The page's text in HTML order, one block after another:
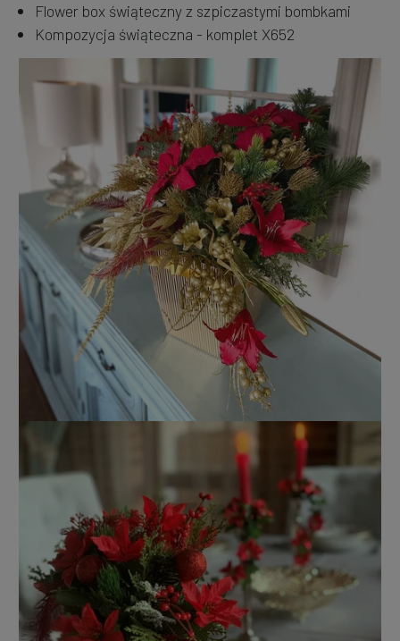
Flower box świąteczny z szpiczastymi bombkami
Kompozycja świąteczna - komplet X652